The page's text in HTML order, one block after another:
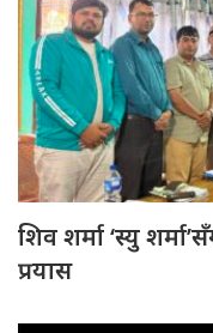
शिव शर्मा ‘स्यु
प्रयास